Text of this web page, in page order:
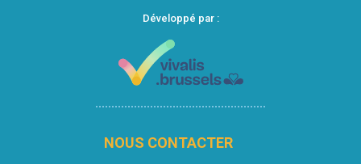
Développé par :
NOUS CONTACTER